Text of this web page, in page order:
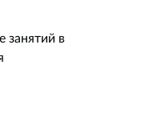
занятий в